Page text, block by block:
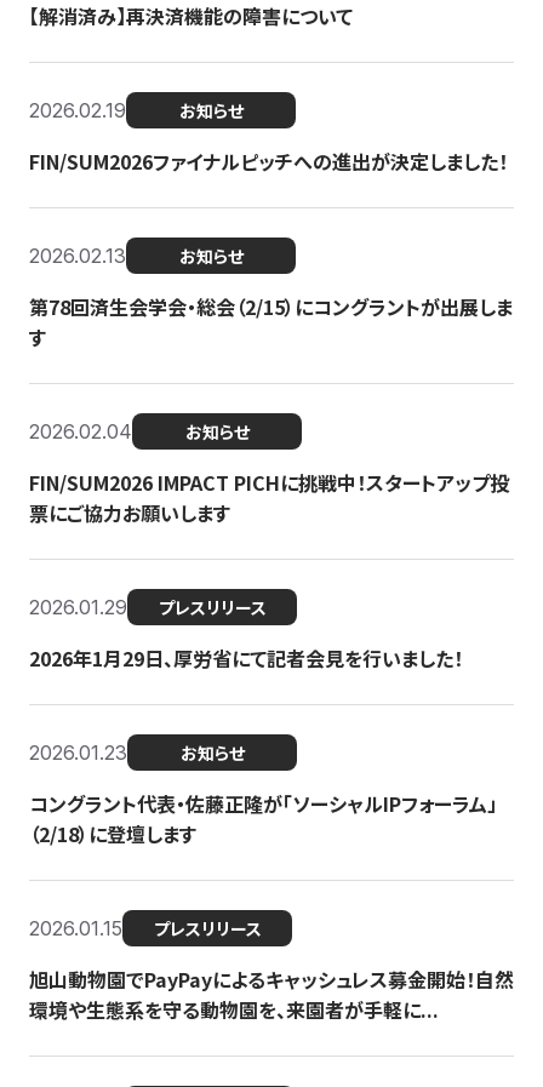
【解消済み】再決済機能の障害について
2026.02.19 お知らせ
FIN/SUM2026ファイナルピッチへの進出が決定しました！
2026.02.13 お知らせ
第78回済生会学会・総会（2/15）にコングラントが出展しま
す
2026.02.04 お知らせ
FIN/SUM2026 IMPACT PICHに挑戦中！スタートアップ投
票にご協力お願いします
2026.01.29 プレスリリース
2026年1月29日、厚労省にて記者会見を行いました！
2026.01.23 お知らせ
コングラント代表・佐藤正隆が「ソーシャルIPフォーラム」
（2/18）に登壇します
2026.01.15 プレスリリース
旭山動物園でPayPayによるキャッシュレス募金開始！自然
環境や生態系を守る動物園を、来園者が手軽に...